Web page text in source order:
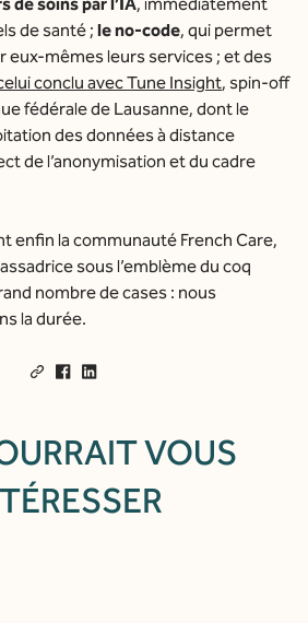
de santé ; le no-code, qui permet
eux-mêmes leurs services ; et des
conclu avec Tune Insight, spin-off
fédérale de Lausanne, dont le
des données à distance
de l’anonymisation et du cadre
enfin la communauté French Care,
sous l’emblème du coq
nombre de cases : nous
la durée.
VOUS